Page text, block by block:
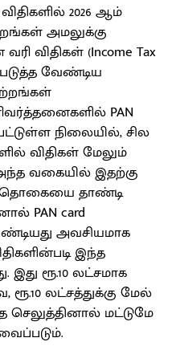
2026 ஆம்
அமலுக்கு
விதிகள் (Income Tax
வேண்டிய
PAN
நிலையில், சில
விதிகள் மேலும்
வகையில் இதற்கு
தொகையை தாண்டி
PAN card
அவசியமாக
இந்த
ரூ.10 லட்சமாக
லட்சத்துக்கு மேல்
மட்டுமே